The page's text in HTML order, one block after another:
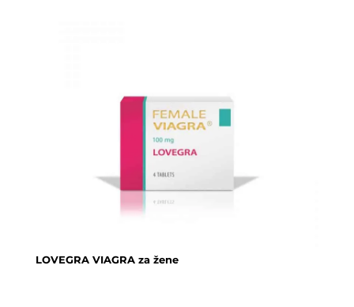
LOVEGRA VIAGRA za žene